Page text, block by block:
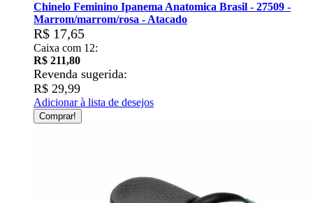
Chinelo Feminino Ipanema Anatomica Brasil - 27509 -
Marrom/marrom/rosa - Atacado
R$ 17,65
Caixa com 12:
R$ 211,80
Revenda sugerida:
R$ 29,99
Adicionar à lista de desejos
Comprar!